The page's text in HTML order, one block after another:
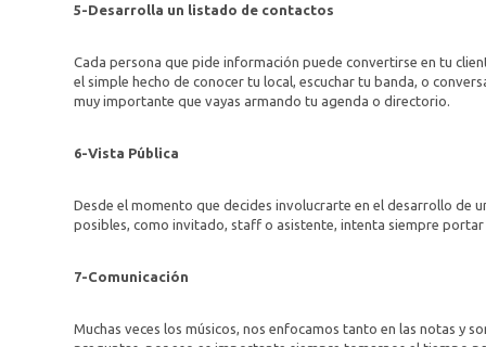
5-Desarrolla un listado de contactos
Cada persona que pide información puede convertirse en tu
el simple hecho de conocer tu local, escuchar tu banda, o
muy importante que vayas armando tu agenda o directorio.
6-Vista Pública
Desde el momento que decides involucrarte en el desarrollo de
posibles, como invitado, staff o asistente, intenta siempre
7-Comunicación
Muchas veces los músicos, nos enfocamos tanto en las notas y